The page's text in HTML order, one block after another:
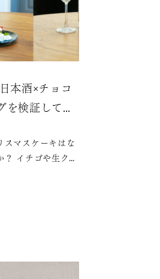
本酒×チョコ
を検証してみ
スマスケーキはな
イチゴや生クリ
いも楽しめるチ
そこで今回は、